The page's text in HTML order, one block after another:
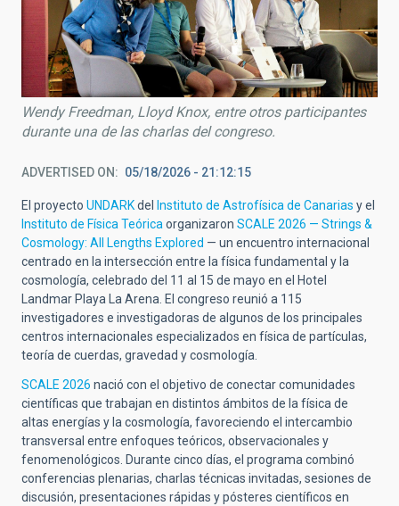
Wendy Freedman, Lloyd Knox, entre otros participantes
durante una de las charlas del congreso.
ADVERTISED ON 05/18/2026 - 21:12:15
El proyecto UNDARKdel Instituto de Astrofísica de Canarias y el
Instituto de Física Teóricaorganizaron SCALE 2026 — Strings &
Cosmology: All Lengths Explored — un encuentro internacional
centrado en la intersección entre la física fundamental y la
cosmología, celebrado del 11 al 15 de mayo en el Hotel
Landmar Playa La Arena. El congreso reunió a 115
investigadores e investigadoras de algunos de los principales
centros internacionales especializados en física de partículas,
teoría de cuerdas, gravedad y cosmología.
SCALE 2026 nació con el objetivo de conectar comunidades
científicas que trabajan en distintos ámbitos de la física de
altas energías y la cosmología, favoreciendo el intercambio
transversal entre enfoques teóricos, observacionales y
fenomenológicos. Durante cinco días, el programa combinó
conferencias plenarias, charlas técnicas invitadas, sesiones de
discusión, presentaciones rápidas y pósteres científicos en